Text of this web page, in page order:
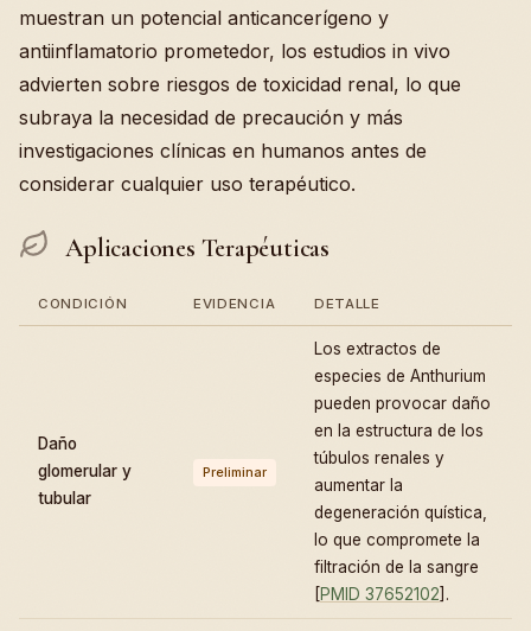
muestran un potencial anticancerígeno y
antiinflamatorio prometedor, los estudios in vivo
advierten sobre riesgos de toxicidad renal, lo que
subraya la necesidad de precaución y más
investigaciones clínicas en humanos antes de
considerar cualquier uso terapéutico.
Aplicaciones Terapéuticas
CONDICIÓN EVIDENCIA DETALLE
Daño
glomerular y
tubular
Preliminar
Los extractos de
especies de Anthurium
pueden provocar daño
en la estructura de los
túbulos renales y
aumentar la
degeneración quística,
lo que compromete la
filtración de la sangre
[PMID 37652102].